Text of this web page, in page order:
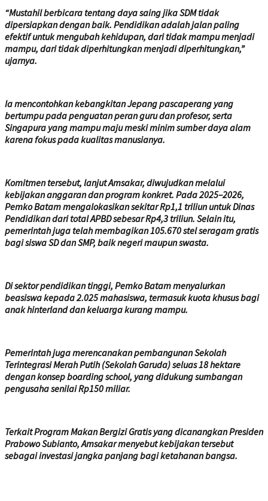
“Mustahil berbicara tentang daya saing jika SDM tidak
dipersiapkan dengan baik. Pendidikan adalah jalan paling
efektif untuk mengubah kehidupan, dari tidak mampu menjadi
mampu, dari tidak diperhitungkan menjadi diperhitungkan,”
ujarnya.
Ia mencontohkan kebangkitan Jepang pascaperang yang
bertumpu pada penguatan peran guru dan profesor, serta
Singapura yang mampu maju meski minim sumber daya alam
karena fokus pada kualitas manusianya.
Komitmen tersebut, lanjut Amsakar, diwujudkan melalui
kebijakan anggaran dan program konkret. Pada 2025–2026,
Pemko Batam mengalokasikan sekitar Rp1,1 triliun untuk Dinas
Pendidikan dari total APBD sebesar Rp4,3 triliun. Selain itu,
pemerintah juga telah membagikan 105.670 stel seragam gratis
bagi siswa SD dan SMP, baik negeri maupun swasta.
Di sektor pendidikan tinggi, Pemko Batam menyalurkan
beasiswa kepada 2.025 mahasiswa, termasuk kuota khusus bagi
anak hinterland dan keluarga kurang mampu.
Pemerintah juga merencanakan pembangunan Sekolah
Terintegrasi Merah Putih (Sekolah Garuda) seluas 18 hektare
dengan konsep boarding school, yang didukung sumbangan
pengusaha senilai Rp150 miliar.
Terkait Program Makan Bergizi Gratis yang dicanangkan Presiden
Prabowo Subianto, Amsakar menyebut kebijakan tersebut
sebagai investasi jangka panjang bagi ketahanan bangsa.